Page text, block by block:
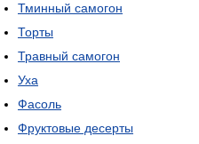
Тминный самогон
Торты
Травный самогон
Уха
Фасоль
Фруктовые десерты